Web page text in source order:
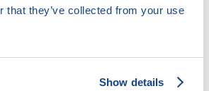
that they’ve collected from your use
Show details
pomoci
kriminální minulostí či lidé bez